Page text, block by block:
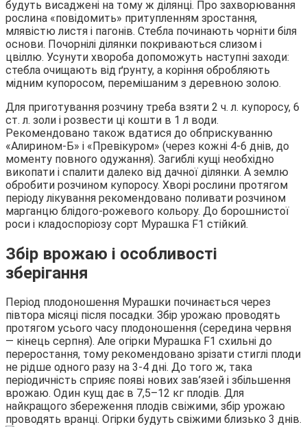
будуть висаджені на тому ж ділянці. Про захворювання
рослина «повідомить» притупленням зростання,
млявістю листя і пагонів. Стебла починають чорніти біля
основи. Почорнілі ділянки покриваються слизом і
цвіллю. Усунути хвороба допоможуть наступні заходи:
стебла очищають від ґрунту, а коріння обробляють
мідним купоросом, перемішаним з деревною золою.
Для приготування розчину треба взяти 2 ч. л. купоросу, 6
ст. л. золи і розвести ці кошти в 1 л води.
Рекомендовано також вдатися до обприскуванню
«Алирином-Б» і «Превікуром» (через кожні 4-6 днів, до
моменту повного одужання). Загиблі кущі необхідно
викопати і спалити далеко від дачної ділянки. А землю
обробити розчином купоросу. Хворі рослини протягом
періоду лікування рекомендовано поливати розчином
марганцю блідого-рожевого кольору. До борошнистої
роси і кладоспоріозу сорт Мурашка F1 стійкий.
Збір врожаю і особливості
зберігання
Період плодоношення Мурашки починається через
півтора місяці після посадки. Збір урожаю проводять
протягом усього часу плодоношення (середина червня
— кінець серпня). Але огірки Мурашка F1 схильні до
переростання, тому рекомендовано зрізати стиглі плоди
не рідше одного разу на 3-4 дні. До того ж, така
періодичність сприяє появі нових зав’язей і збільшення
врожаю. Один кущ дає в 7,5–12 кг плодів. Для
найкращого збереження плодів свіжими, збір урожаю
проводять вранці. Огірки будуть свіжими близько 3 днів.